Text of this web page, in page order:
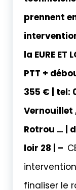
prennent
la EURE ET
PTT +
355 € | tel:
Vernouillet
Rotrou … |
loir 28 | –
finaliser le